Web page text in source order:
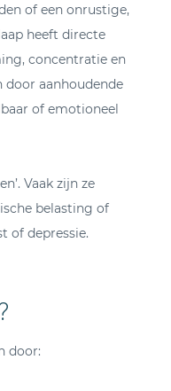
of een onrustige,
heeft directe
concentratie en
door aanhoudende
of emotioneel
Vaak zijn ze
belasting of
of depressie.
door: